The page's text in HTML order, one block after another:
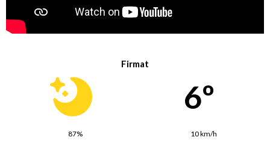
Firmat
6º
87%
10 km/h